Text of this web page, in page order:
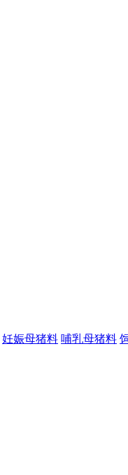
妊娠母猪料 哺乳母猪料